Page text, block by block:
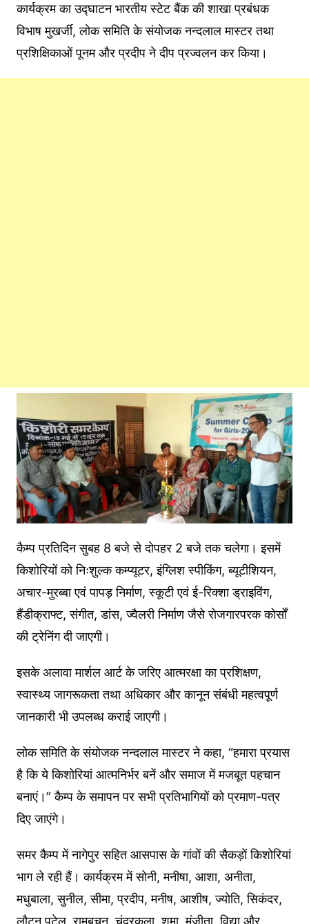
कार्यक्रम का उद्घाटन भारतीय स्टेट बैंक की शाखा प्रबंधक
विभाष मुखर्जी, लोक समिति के संयोजक नन्दलाल मास्टर तथा
प्रशिक्षिकाओं पूनम और प्रदीप ने दीप प्रज्वलन कर किया।
कैम्प प्रतिदिन सुबह 8 बजे से दोपहर 2 बजे तक चलेगा। इसमें
किशोरियों को निःशुल्क कम्प्यूटर, इंग्लिश स्पीकिंग, ब्यूटीशियन,
अचार-मुरब्बा एवं पापड़ निर्माण, स्कूटी एवं ई-रिक्शा ड्राइविंग,
हैंडीक्राफ्ट, संगीत, डांस, ज्वैलरी निर्माण जैसे रोजगारपरक कोर्सों
की ट्रेनिंग दी जाएगी।
इसके अलावा मार्शल आर्ट के जरिए आत्मरक्षा का प्रशिक्षण,
स्वास्थ्य जागरूकता तथा अधिकार और कानून संबंधी महत्वपूर्ण
जानकारी भी उपलब्ध कराई जाएगी।
लोक समिति के संयोजक नन्दलाल मास्टर ने कहा, “हमारा प्रयास
है कि ये किशोरियां आत्मनिर्भर बनें और समाज में मजबूत पहचान
बनाएं।” कैम्प के समापन पर सभी प्रतिभागियों को प्रमाण-पत्र
दिए जाएंगे।
समर कैम्प में नागेपुर सहित आसपास के गांवों की सैकड़ों किशोरियां
भाग ले रही हैं। कार्यक्रम में सोनी, मनीषा, आशा, अनीता,
मधुबाला, सुनील, सीमा, प्रदीप, मनीष, आशीष, ज्योति, सिकंदर,